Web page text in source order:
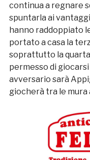
continua a regnare
spuntarla ai vantaggi
hanno raddoppiato
portato a casa la
soprattutto la quarta
permesso di
avversario sarà
giocherà tra le mura